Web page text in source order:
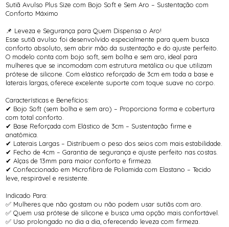
Sutiã Avulso Plus Size com Bojo Soft e Sem Aro – Sustentação com
Conforto Máximo
📌 Leveza e Segurança para Quem Dispensa o Aro!
Esse sutiã avulso foi desenvolvido especialmente para quem busca
conforto absoluto, sem abrir mão da sustentação e do ajuste perfeito.
O modelo conta com bojo soft, sem bolha e sem aro, ideal para
mulheres que se incomodam com estrutura metálica ou que utilizam
prótese de silicone. Com elástico reforçado de 3cm em toda a base e
laterais largas, oferece excelente suporte com toque suave no corpo.
Características e Benefícios:
✔ Bojo Soft (sem bolha e sem aro) – Proporciona forma e cobertura
com total conforto.
✔ Base Reforçada com Elástico de 3cm – Sustentação firme e
anatômica.
✔ Laterais Largas – Distribuem o peso dos seios com mais estabilidade.
✔ Fecho de 4cm – Garantia de segurança e ajuste perfeito nas costas.
✔ Alças de 13mm para maior conforto e firmeza.
✔ Confeccionado em Microfibra de Poliamida com Elastano – Tecido
leve, respirável e resistente.
Indicado Para:
✅ Mulheres que não gostam ou não podem usar sutiãs com aro.
✅ Quem usa prótese de silicone e busca uma opção mais confortável.
✅ Uso prolongado no dia a dia, oferecendo leveza com firmeza.